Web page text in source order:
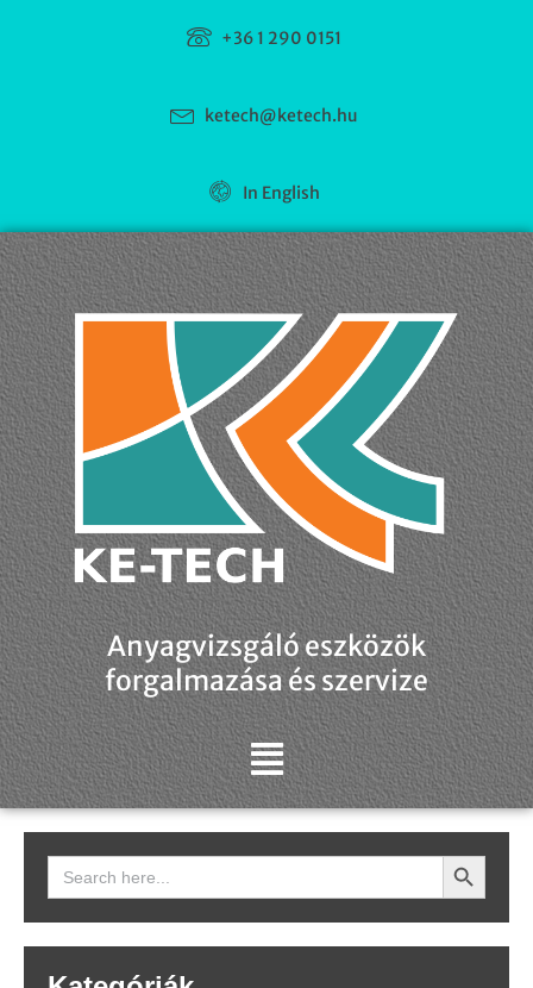
+36 1 290 0151
ketech@ketech.hu
In English
Anyagvizsgáló eszközök
forgalmazása és szervize
Search
for:
Search Button